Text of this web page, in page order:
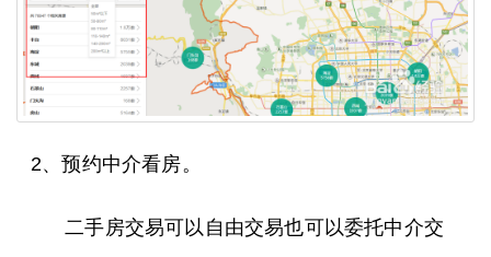
2、预约中介看房。
二手房交易可以自由交易也可以委托中介交